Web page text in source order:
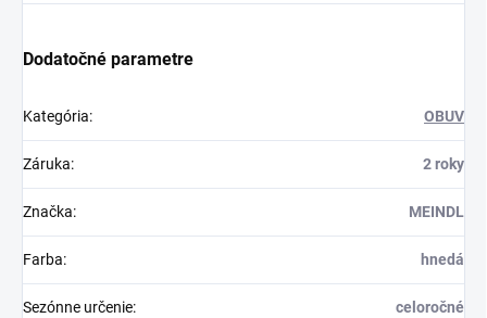
Dodatočné parametre
Kategória: OBUV
Záruka: 2 roky
Značka: MEINDL
Farba: hnedá
Sezónne určenie: celoročné